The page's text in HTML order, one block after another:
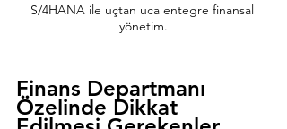
S/4HANA ile uçtan uca entegre finansal
yönetim.
Finans Departmanı
Özelinde Dikkat